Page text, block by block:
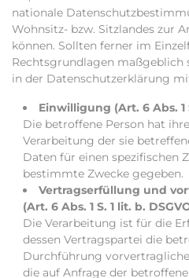
nationale
Wohnsitz- bzw. Sitzlandes zur
können. Sollten ferner im
Rechtsgrundlagen maßgeblich
in der Datenschutzerklärung
Einwilligung (Art. 6 Abs. 1
Die betroffene Person hat
Verarbeitung der sie
Daten für einen spezifischen
bestimmte Zwecke gegeben.
Vertragserfüllung und
(Art. 6 Abs. 1 S. 1 lit. b.
Die Verarbeitung ist für die
dessen Vertragspartei die
Durchführung
die auf Anfrage der